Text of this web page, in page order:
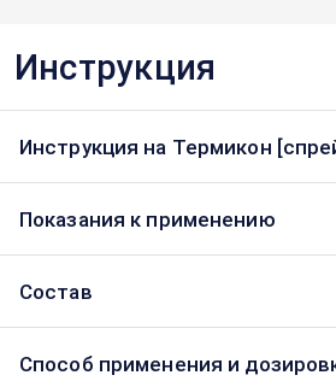
Инструкция
Инструкция на Термикон
Показания к применению
Состав
Способ применения и